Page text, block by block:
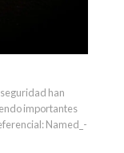
han
importantes
Named_-